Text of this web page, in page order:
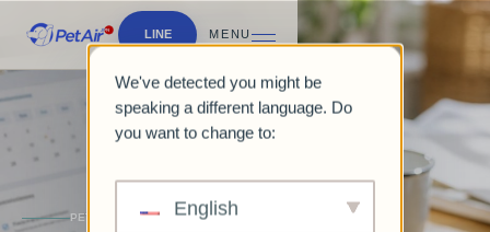
LINE MENU
PETAIRJPN
We've detected you might be
speaking a different language. Do
you want to change to:
English